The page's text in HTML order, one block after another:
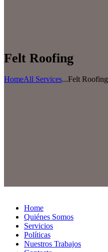
Felt Roofing
HomeAll Services...Felt Roofing
Home
Quiénes Somos
Servicios
Políticas
Nuestros Trabajos